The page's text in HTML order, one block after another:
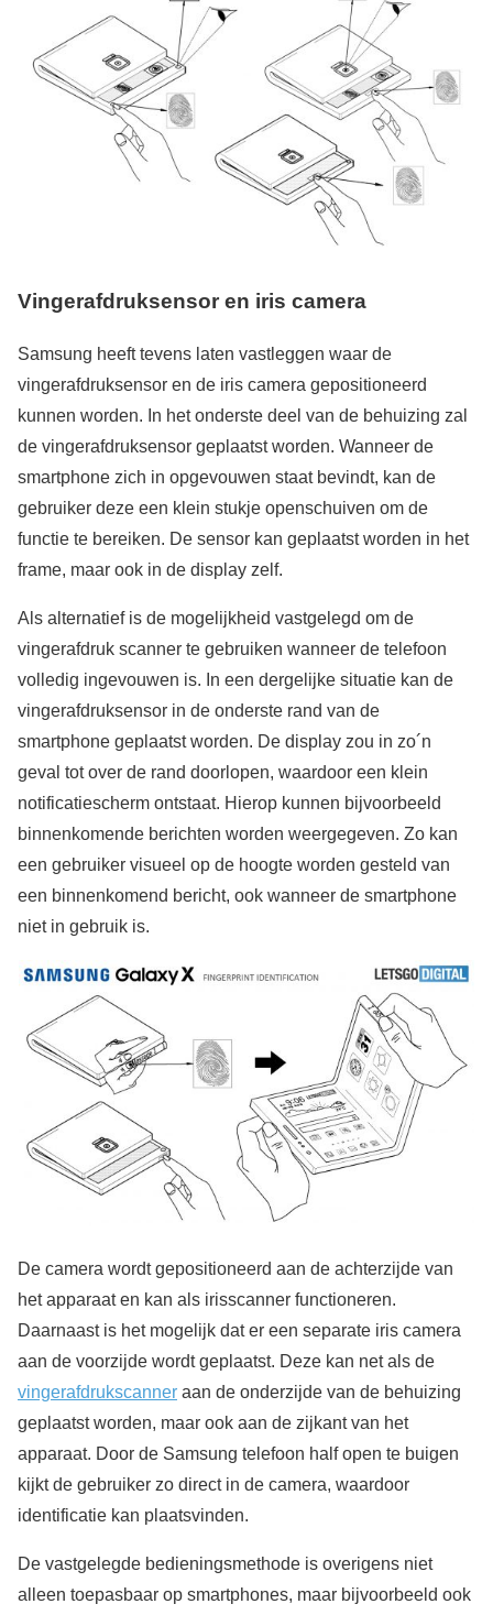
Vingerafdruksensor en iris camera
Samsung heeft tevens laten vastleggen waar de
vingerafdruksensor en de iris camera gepositioneerd
kunnen worden. In het onderste deel van de behuizing zal
de vingerafdruksensor geplaatst worden. Wanneer de
smartphone zich in opgevouwen staat bevindt, kan de
gebruiker deze een klein stukje openschuiven om de
functie te bereiken. De sensor kan geplaatst worden in het
frame, maar ook in de display zelf.
Als alternatief is de mogelijkheid vastgelegd om de
vingerafdruk scanner te gebruiken wanneer de telefoon
volledig ingevouwen is. In een dergelijke situatie kan de
vingerafdruksensor in de onderste rand van de
smartphone geplaatst worden. De display zou in zo´n
geval tot over de rand doorlopen, waardoor een klein
notificatiescherm ontstaat. Hierop kunnen bijvoorbeeld
binnenkomende berichten worden weergegeven. Zo kan
een gebruiker visueel op de hoogte worden gesteld van
een binnenkomend bericht, ook wanneer de smartphone
niet in gebruik is.
De camera wordt gepositioneerd aan de achterzijde van
het apparaat en kan als irisscanner functioneren.
Daarnaast is het mogelijk dat er een separate iris camera
aan de voorzijde wordt geplaatst. Deze kan net als de
vingerafdrukscanner aan de onderzijde van de behuizing
geplaatst worden, maar ook aan de zijkant van het
apparaat. Door de Samsung telefoon half open te buigen
kijkt de gebruiker zo direct in de camera, waardoor
identificatie kan plaatsvinden.
De vastgelegde bedieningsmethode is overigens niet
alleen toepasbaar op smartphones, maar bijvoorbeeld ook